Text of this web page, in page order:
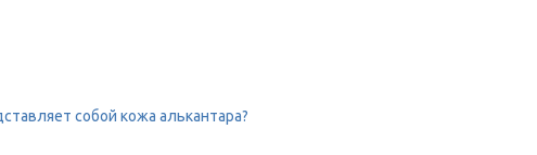
собой кожа алькантара?